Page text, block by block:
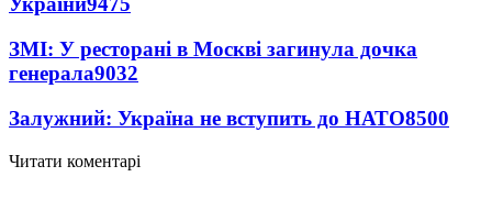
ЗМІ: У ресторані в Москві загинула дочка
генерала9032
Залужний: Україна не вступить до НАТО8500
Читати коментарі